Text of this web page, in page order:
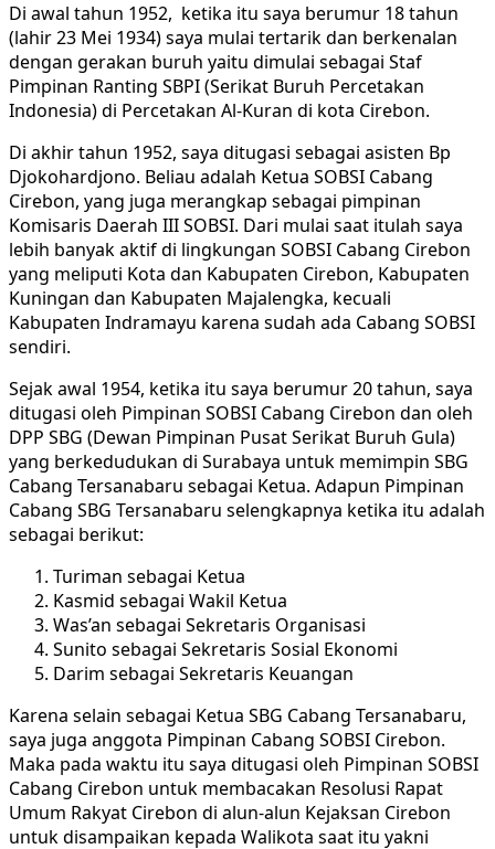
Di awal tahun 1952, ketika itu saya berumur 18 tahun
(lahir 23 Mei 1934) saya mulai tertarik dan berkenalan
dengan gerakan buruh yaitu dimulai sebagai Staf
Pimpinan Ranting SBPI (Serikat Buruh Percetakan
Indonesia) di Percetakan Al-Kuran di kota Cirebon.
Di akhir tahun 1952, saya ditugasi sebagai asisten Bp
Djokohardjono. Beliau adalah Ketua SOBSI Cabang
Cirebon, yang juga merangkap sebagai pimpinan
Komisaris Daerah III SOBSI. Dari mulai saat itulah saya
lebih banyak aktif di lingkungan SOBSI Cabang Cirebon
yang meliputi Kota dan Kabupaten Cirebon, Kabupaten
Kuningan dan Kabupaten Majalengka, kecuali
Kabupaten Indramayu karena sudah ada Cabang SOBSI
sendiri.
Sejak awal 1954, ketika itu saya berumur 20 tahun, saya
ditugasi oleh Pimpinan SOBSI Cabang Cirebon dan oleh
DPP SBG (Dewan Pimpinan Pusat Serikat Buruh Gula)
yang berkedudukan di Surabaya untuk memimpin SBG
Cabang Tersanabaru sebagai Ketua. Adapun Pimpinan
Cabang SBG Tersanabaru selengkapnya ketika itu adalah
sebagai berikut:
Turiman sebagai Ketua
Kasmid sebagai Wakil Ketua
Was’an sebagai Sekretaris Organisasi
Sunito sebagai Sekretaris Sosial Ekonomi
Darim sebagai Sekretaris Keuangan
Karena selain sebagai Ketua SBG Cabang Tersanabaru,
saya juga anggota Pimpinan Cabang SOBSI Cirebon.
Maka pada waktu itu saya ditugasi oleh Pimpinan SOBSI
Cabang Cirebon untuk membacakan Resolusi Rapat
Umum Rakyat Cirebon di alun-alun Kejaksan Cirebon
untuk disampaikan kepada Walikota saat itu yakni